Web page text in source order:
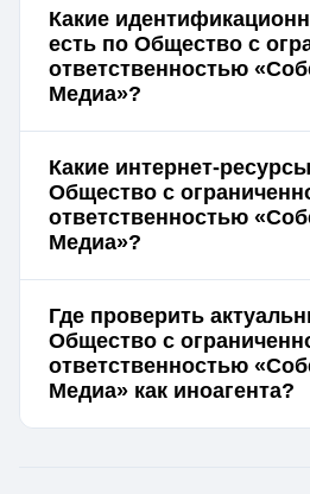
Какие
есть по Общество с
ответственностью
Медиа»?
Какие интернет-
Общество с
ответственностью
Медиа»?
Где проверить
Общество с
ответственностью
Медиа» как иноагента?